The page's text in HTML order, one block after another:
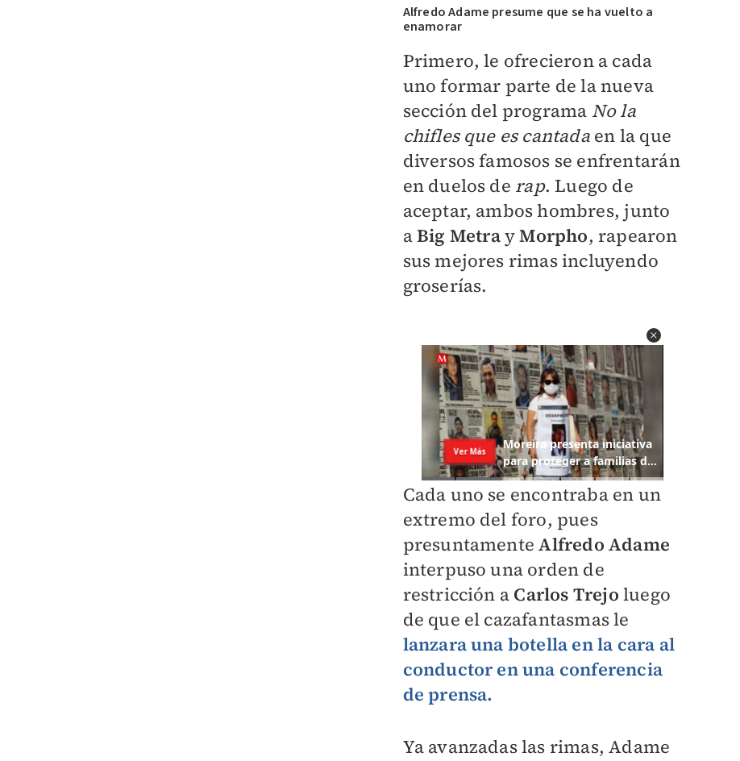
Alfredo Adame presume que se ha vuelto a
enamorar
Primero, le ofrecieron a cada
uno formar parte de la nueva
sección del programa No la
chifles que es cantadaen la que
diversos famosos se enfrentarán
en duelos de rap. Luego de
aceptar, ambos hombres, junto
aBig MetrayMorpho, rapearon
sus mejores rimas incluyendo
groserías.
Cada uno se encontraba en un
extremo del foro, pues
presuntamenteAlfredo Adame
interpuso una orden de
restricción a Carlos Trejo luego
de que el cazafantasmas le
lanzara una botella en la cara al
conductor en una conferencia
de prensa.
Ya avanzadas las rimas, Adame